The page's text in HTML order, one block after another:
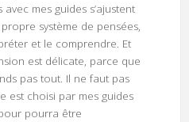
mes guides s’ajustent
système de pensées,
et le comprendre. Et
est délicate, parce que
pas tout. Il ne faut pas
est choisi par mes guides
pourra être